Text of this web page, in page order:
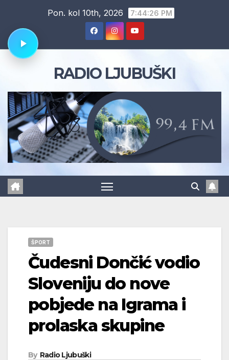
content
Pon. kol 10th, 2026 7:44:27 PM
RADIO LJUBUŠKI
ŠPORT
Čudesni Dončić vodio
Sloveniju do nove
pobjede na Igrama i
prolaska skupine
By Radio Ljubuški